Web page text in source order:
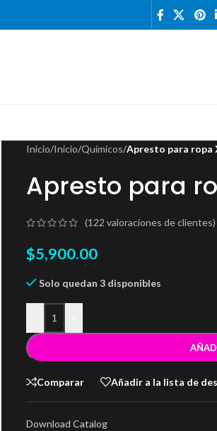
Inicio/Inicio/Quimicos/Apresto para ropa
Apresto para
(122 valoraciones de clientes)
$5,900.00
Solo quedan 3 disponibles
Comparar Añadir a la lista de
Download Catalog